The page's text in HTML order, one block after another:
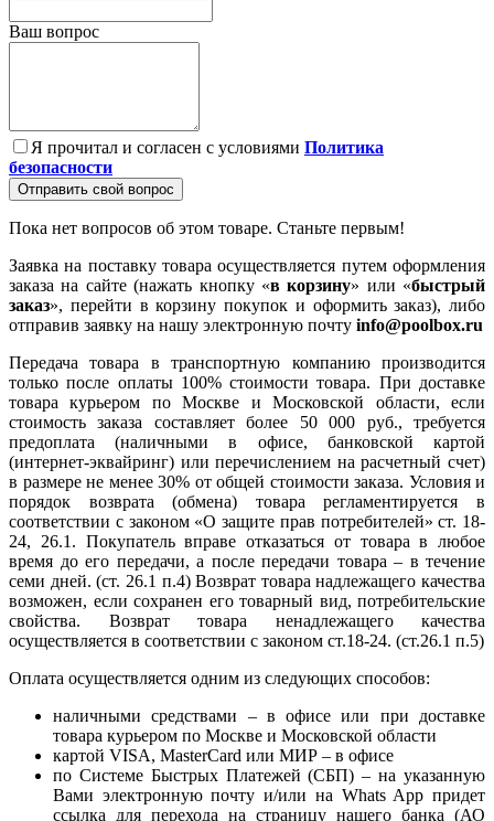
Ваш вопрос
Я прочитал и согласен с условиями Политика
безопасности
Отправить свой вопрос
Пока нет вопросов об этом товаре. Станьте первым!
Заявка на поставку товара осуществляется путем оформления
заказа на сайте (нажать кнопку «в корзину» или «быстрый
заказ», перейти в корзину покупок и оформить заказ), либо
отправив заявку на нашу электронную почту info@poolbox.ru
Передача товара в транспортную компанию производится
только после оплаты 100% стоимости товара. При доставке
товара курьером по Москве и Московской области, если
стоимость заказа составляет более 50 000 руб., требуется
предоплата (наличными в офисе, банковской картой
(интернет-эквайринг) или перечислением на расчетный счет)
в размере не менее 30% от общей стоимости заказа. Условия и
порядок возврата (обмена) товара регламентируется в
соответствии с законом «О защите прав потребителей» ст. 18-
24, 26.1. Покупатель вправе отказаться от товара в любое
время до его передачи, а после передачи товара – в течение
семи дней. (ст. 26.1 п.4) Возврат товара надлежащего качества
возможен, если сохранен его товарный вид, потребительские
свойства. Возврат товара ненадлежащего качества
осуществляется в соответствии с законом ст.18-24. (ст.26.1 п.5)
Оплата осуществляется одним из следующих способов:
наличными средствами – в офисе или при доставке
товара курьером по Москве и Московской области
картой VISA, MasterCard или МИР – в офисе
по Системе Быстрых Платежей (СБП) – на указанную
Вами электронную почту и/или на Whats App придет
ссылка для перехода на страницу нашего банка (АО